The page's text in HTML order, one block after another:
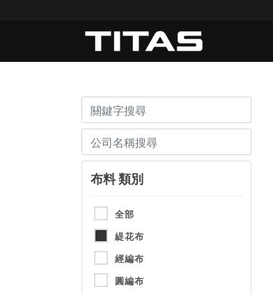
布料 類別
全部
緹花布
經編布
圓編布